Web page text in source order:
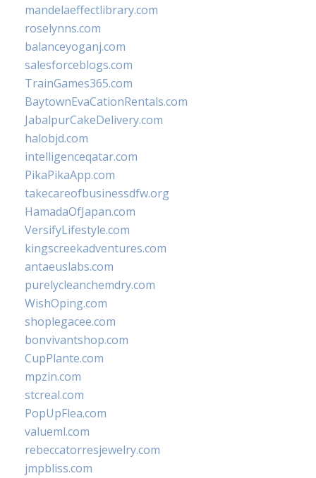
mandelaeffectlibrary.com
roselynns.com
balanceyoganj.com
salesforceblogs.com
TrainGames365.com
BaytownEvaCationRentals.com
JabalpurCakeDelivery.com
halobjd.com
intelligenceqatar.com
PikaPikaApp.com
takecareofbusinessdfw.org
HamadaOfJapan.com
VersifyLifestyle.com
kingscreekadventures.com
antaeuslabs.com
purelycleanchemdry.com
WishOping.com
shoplegacee.com
bonvivantshop.com
CupPlante.com
mpzin.com
stcreal.com
PopUpFlea.com
valueml.com
rebeccatorresjewelry.com
jmpbliss.com